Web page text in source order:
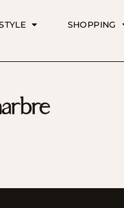
SHOPPING